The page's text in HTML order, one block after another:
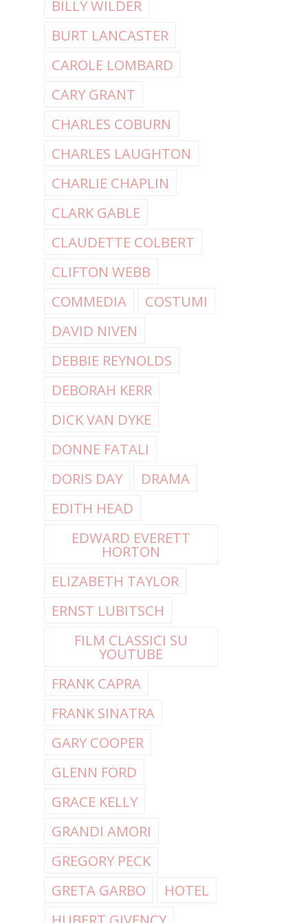
BILLY WILDER
BURT LANCASTER
CAROLE LOMBARD
CARY GRANT
CHARLES COBURN
CHARLES LAUGHTON
CHARLIE CHAPLIN
CLARK GABLE
CLAUDETTE COLBERT
CLIFTON WEBB
COMMEDIA
COSTUMI
DAVID NIVEN
DEBBIE REYNOLDS
DEBORAH KERR
DICK VAN DYKE
DONNE FATALI
DORIS DAY
DRAMA
EDITH HEAD
EDWARD EVERETT
HORTON
ELIZABETH TAYLOR
ERNST LUBITSCH
FILM CLASSICI SU
YOUTUBE
FRANK CAPRA
FRANK SINATRA
GARY COOPER
GLENN FORD
GRACE KELLY
GRANDI AMORI
GREGORY PECK
GRETA GARBO
HOTEL